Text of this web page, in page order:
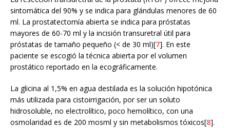
sintomática del 90% y se indica para glándulas menores de 60
ml. La prostatectomía abierta se indica para próstatas
mayores de 60-70 ml y la incisión transuretral útil para
próstatas de tamaño pequeño (< de 30 ml)[7]. En este
paciente se escogió la técnica abierta por el volumen
prostático reportado en la ecográficamente.
La glicina al 1,5% en agua destilada es la solución hipotónica
más utilizada para cistoirrigación, por ser un soluto
hidrosoluble, no electrolítico, poco hemolítico, con una
osmolaridad es de 200 mosml y sin metabolismos tóxicos[8].